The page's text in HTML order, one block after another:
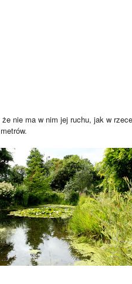
nie ma w nim jej ruchu, jak w rzece